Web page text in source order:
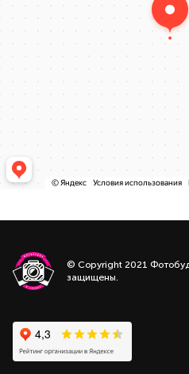
© Copyright 2021
защищены.